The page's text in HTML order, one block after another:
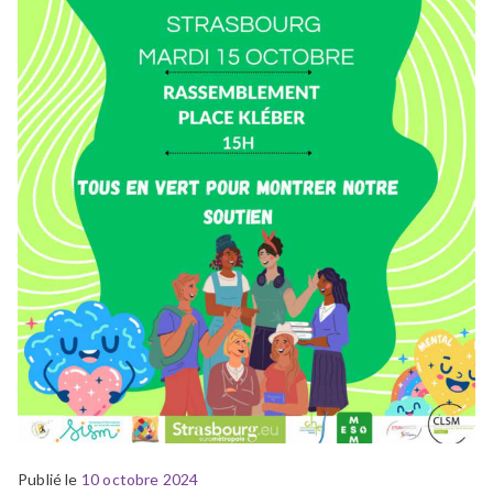
Publié le 10 octobre 2024
P
É